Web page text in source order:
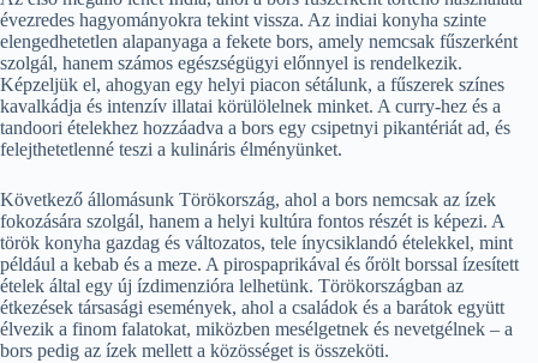
évezredes hagyományokra tekint vissza. Az indiai konyha szinte
elengedhetetlen alapanyaga a fekete bors, amely nemcsak fűszerként
szolgál, hanem számos egészségügyi előnnyel is rendelkezik.
Képzeljük el, ahogyan egy helyi piacon sétálunk, a fűszerek színes
kavalkádja és intenzív illatai körülölelnek minket. A curry-hez és a
tandoori ételekhez hozzáadva a bors egy csipetnyi pikantériát ad, és
felejthetetlenné teszi a kulináris élményünket.
Következő állomásunk Törökország, ahol a bors nemcsak az ízek
fokozására szolgál, hanem a helyi kultúra fontos részét is képezi. A
török konyha gazdag és változatos, tele ínycsiklandó ételekkel, mint
például a kebab és a meze. A pirospaprikával és őrölt borssal ízesített
ételek által egy új ízdimenzióra lelhetünk. Törökországban az
étkezések társasági események, ahol a családok és a barátok együtt
élvezik a finom falatokat, miközben mesélgetnek és nevetgélnek – a
bors pedig az ízek mellett a közösséget is összeköti.